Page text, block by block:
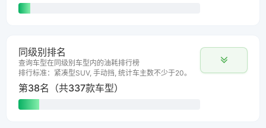
同级别排名
查询车型在同级别车型内的油耗排行榜
排行标准：紧凑型SUV, 手动挡, 统计车主数不少于20。
第38名（共337款车型）